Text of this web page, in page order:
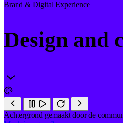
Brand & Digital Experience
Design and
Achtergrond gemaakt door de